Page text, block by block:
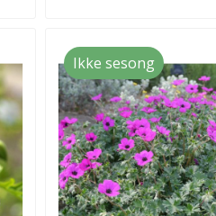
Ikke sesong